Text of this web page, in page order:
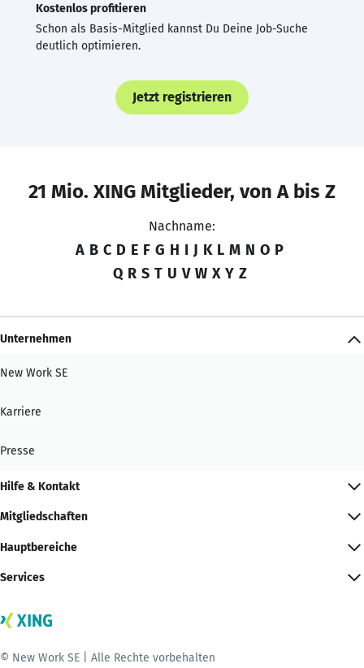
Kostenlos profitieren
Schon als Basis-Mitglied kannst Du Deine Job-Suche
deutlich optimieren.
Jetzt registrieren
21 Mio. XING Mitglieder, von A bis Z
Nachname:
A B C D E F G H I J K L M N O P
Q R S T U V W X Y Z
Unternehmen
New Work SE
Karriere
Presse
Hilfe & Kontakt
Mitgliedschaften
Hauptbereiche
Services
© New Work SE | Alle Rechte vorbehalten